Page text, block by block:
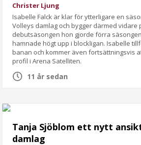
Christer Ljung
Isabelle Falck är klar för ytterligare en
Volleys damlag och bygger därmed vidare
debutsäsongen hon gjorde förra
hamnade högt upp i blockligan. Isabelle
banan och kommer även fortsättningsvis
profil i Arena Satelliten.
11 år sedan
Tanja Sjöblom ett nytt
damlag